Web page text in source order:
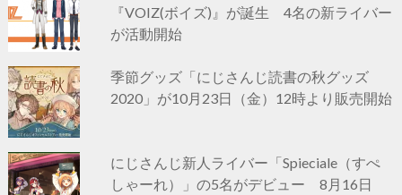
『VOIZ(ボイズ)』が誕生 4名の新ライバー
が活動開始
季節グッズ「にじさんじ読書の秋グッズ
2020」が10月23日（金）12時より販売開始
にじさんじ新人ライバー「Spieciale（すぺ
しゃーれ）」の5名がデビュー 8月16日